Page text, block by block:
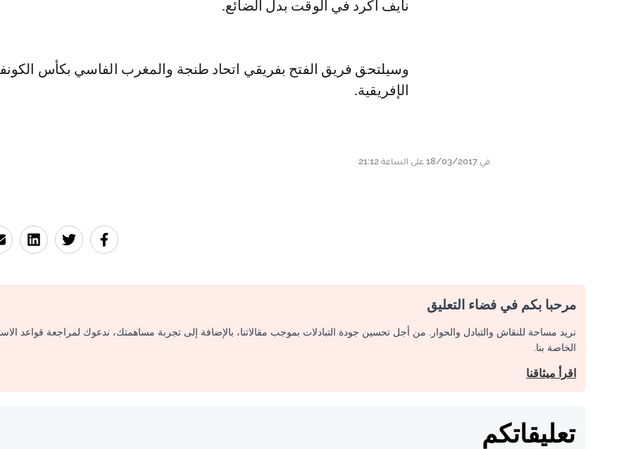
نايف أكرد في الوقت بدل الضائع.
وسيلتحق فريق الفتح بفريقي اتحاد طنجة والمغرب الفاسي بكأس
الإفريقية.
في 18/03/2017 على الساعة 21:12
مرحبا بكم في فضاء التعليق
نريد مساحة للنقاش والتبادل والحوار. من أجل تحسين جودة التبادلات بموجب مقالاتنا، بالإضافة إلى تجربة مساهمتك، ندعوك لمراجعة قواعد
الخاصة بنا.
اقرأ ميثاقنا
تعليقاتكم